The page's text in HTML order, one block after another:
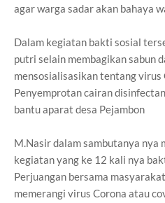
agar warga sadar akan bahaya
Dalam kegiatan bakti sosial
putri selain membagikan sabun
mensosialisasikan tentang
Penyemprotan cairan
bantu aparat desa Pejambon
M.Nasir dalam sambutanya nya
kegiatan yang ke 12 kali nya
Perjuangan bersama
memerangi virus Corona atau